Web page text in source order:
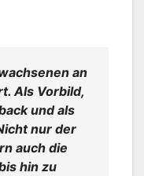
an
Als Vorbild,
und als
nur der
auch die
hin zu